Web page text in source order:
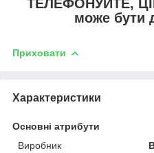
ТЕЛЕФОНУЙТЕ,
може бути
Приховати
Характеристики
Основні атрибути
Виробник